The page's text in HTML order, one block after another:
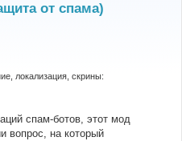
от спама)
локализация, скрины:
спам-ботов, этот мод
вопрос, на который